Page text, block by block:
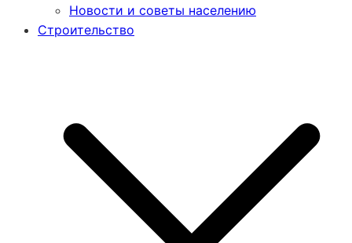
Новости и советы населению
Строительство